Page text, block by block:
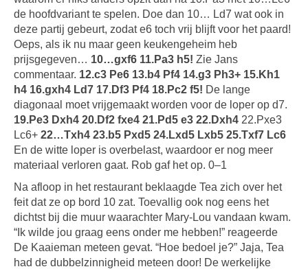
de hoofdvariant te spelen. Doe dan 10… Ld7 wat ook in
deze partij gebeurt, zodat e6 toch vrij blijft voor het paard!
Oeps, als ik nu maar geen keukengeheim heb
prijsgegeven… 10…gxf6 11.Pa3 h5! Zie Jans
commentaar. 12.c3 Pe6 13.b4 Pf4 14.g3 Ph3+ 15.Kh1
h4 16.gxh4 Ld7 17.Df3 Pf4 18.Pc2 f5! De lange
diagonaal moet vrijgemaakt worden voor de loper op d7.
19.Pe3 Dxh4 20.Df2 fxe4 21.Pd5 e3 22.Dxh4 22.Pxe3
Lc6+ 22…Txh4 23.b5 Pxd5 24.Lxd5 Lxb5 25.Txf7 Lc6
En de witte loper is overbelast, waardoor er nog meer
materiaal verloren gaat. Rob gaf het op. 0–1
Na afloop in het restaurant beklaagde Tea zich over het
feit dat ze op bord 10 zat. Toevallig ook nog eens het
dichtst bij die muur waarachter Mary-Lou vandaan kwam.
“Ik wilde jou graag eens onder me hebben!” reageerde
De Kaaieman meteen gevat. “Hoe bedoel je?” Jaja, Tea
had de dubbelzinnigheid meteen door! De werkelijke